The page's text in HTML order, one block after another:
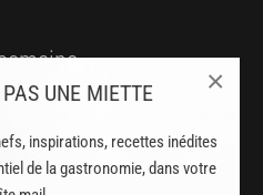
PAS UNE MIETTE
inspirations, recettes inédites
de la gastronomie, dans votre
×
publicité